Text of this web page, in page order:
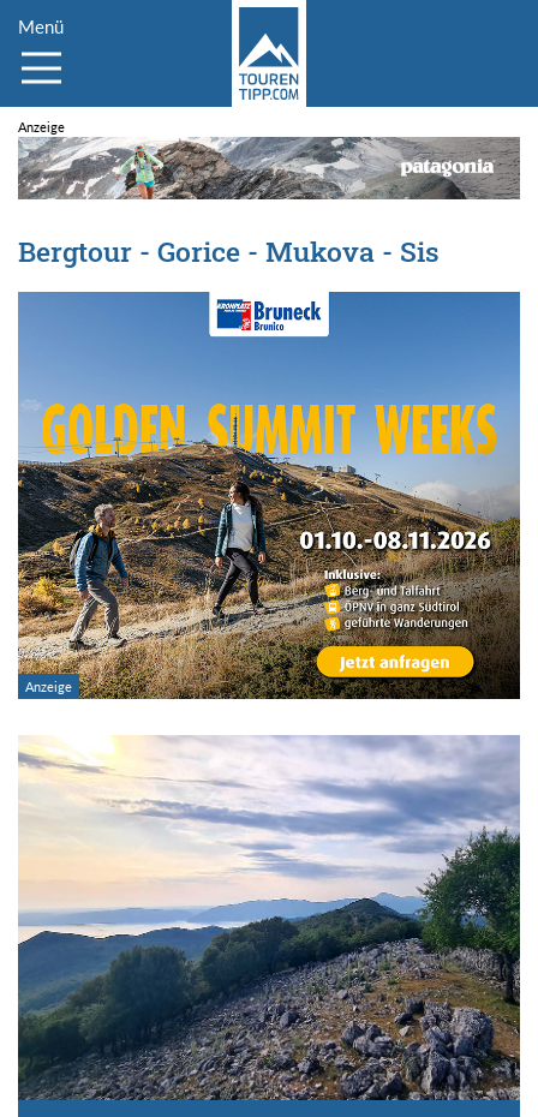
Menü
Bergtour - Gorice - Mukova - Sis